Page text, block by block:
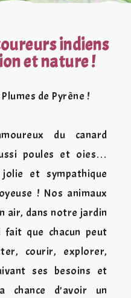
indiens
et nature !
de Pyrène !
du canard
poules et oies…
et sympathique
! Nos animaux
air, dans notre jardin
que chacun peut
courir, explorer,
ses besoins et
chance d’avoir un